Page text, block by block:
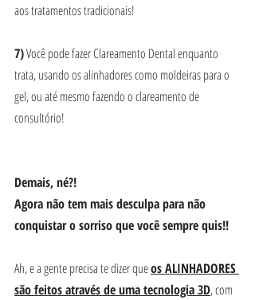
aos tratamentos tradicionais!
7) Você pode fazer Clareamento Dental enquanto
trata, usando os alinhadores como moldeiras para o
gel, ou até mesmo fazendo o clareamento de
consultório!
Demais, né?!
Agora não tem mais desculpa para não
conquistar o sorriso que você sempre quis!!
Ah, e a gente precisa te dizer que os ALINHADORES
são feitos através de uma tecnologia 3D, com